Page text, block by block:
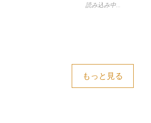
読み込み中…
もっと見る